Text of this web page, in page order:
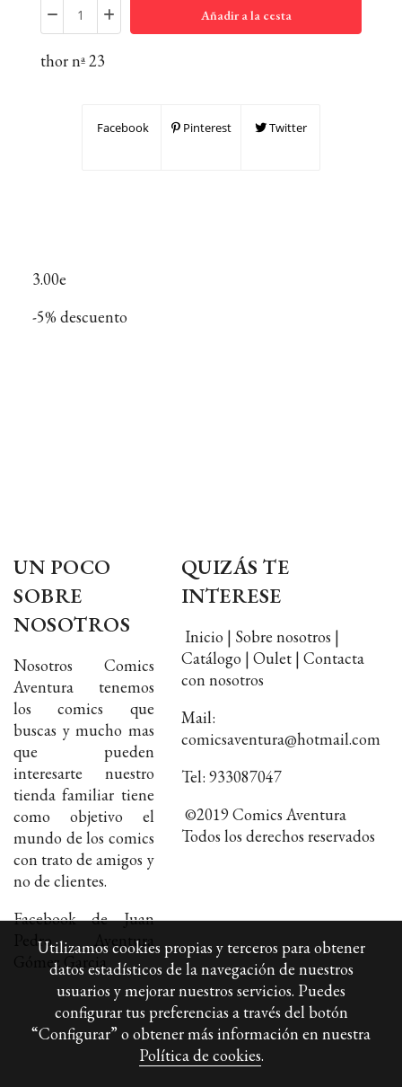
Añadir a la cesta
thor nª 23
Facebook Pinterest Twitter
3.00e
-5% descuento
UN POCO
SOBRE
NOSOTROS
Nosotros Comics
Aventura tenemos
los comics que
buscas y mucho mas
que pueden
interesarte nuestro
tienda familiar tiene
como objetivo el
mundo de los comics
con trato de amigos y
no de clientes.
Facebook de Juan
Pedro Aventura
Gómez Garcia
QUIZÁS TE
INTERESE
Inicio | Sobre nosotros |
Catálogo | Oulet | Contacta
con nosotros
Mail:
comicsaventura@hotmail.com
Tel: 933087047
©2019 Comics Aventura
Todos los derechos reservados
Utilizamos cookies propias y terceros para obtener
datos estadísticos de la navegación de nuestros
usuarios y mejorar nuestros servicios. Puedes
configurar tus preferencias a través del botón
“Configurar” o obtener más información en nuestra
Política de cookies.